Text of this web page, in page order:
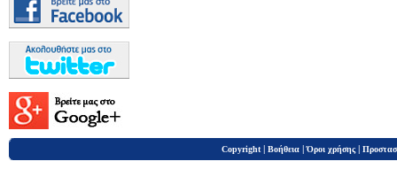
Copyright | Βοήθεια |Όροι χρήσης |